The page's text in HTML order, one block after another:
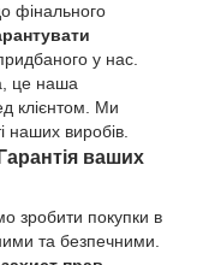
фінального
у нас.
це наша
клієнтом. Ми
наших виробів.
ваших
зробити покупки в
та безпечними.